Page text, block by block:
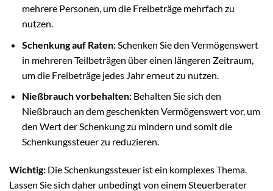
mehrere Personen, um die Freibeträge mehrfach zu
nutzen.
Schenkung auf Raten:Schenken Sie den Vermögenswert
in mehreren Teilbeträgen über einen längeren Zeitraum,
um die Freibeträge jedes Jahr erneut zu nutzen.
Nießbrauch vorbehalten:Behalten Sie sich den
Nießbrauch an dem geschenkten Vermögenswert vor, um
den Wert der Schenkung zu mindern und somit die
Schenkungssteuer zu reduzieren.
Wichtig: Die Schenkungssteuer ist ein komplexes Thema.
Lassen Sie sich daher unbedingt von einem Steuerberater